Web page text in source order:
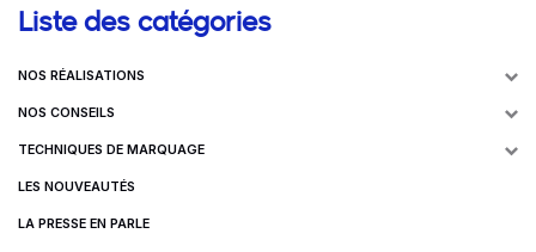
Liste des catégories
NOS RÉALISATIONS
NOS CONSEILS
TECHNIQUES DE MARQUAGE
LES NOUVEAUTÉS
LA PRESSE EN PARLE